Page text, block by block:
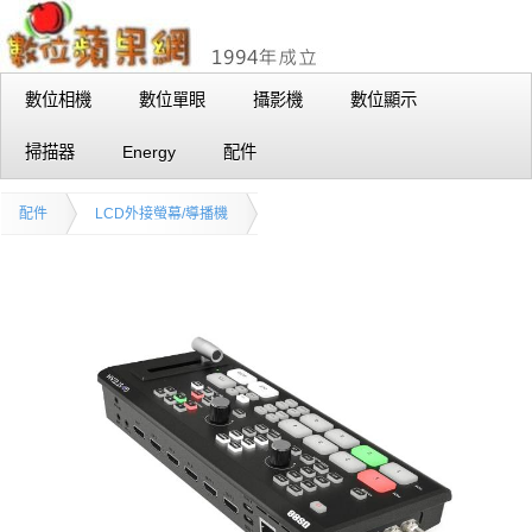
數位相機 數位單眼 攝影機 數位顯示
掃描器 Energy 配件
配件 LCD外接螢幕/導播機